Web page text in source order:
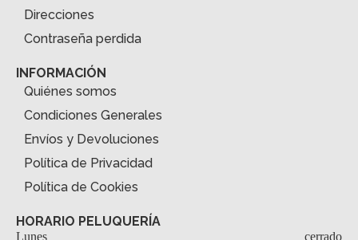
Direcciones
Contraseña perdida
INFORMACIÓN
Quiénes somos
Condiciones Generales
Envíos y Devoluciones
Política de Privacidad
Política de Cookies
HORARIO PELUQUERÍA
Lunes cerrado